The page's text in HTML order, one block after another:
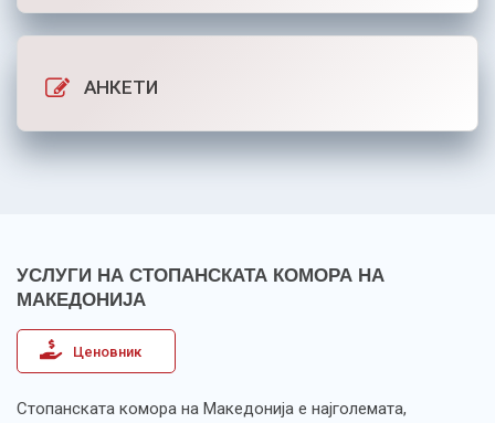
АНКЕТИ
УСЛУГИ НА СТОПАНСКАТА КОМОРА НА
МАКЕДОНИЈА
Ценовник
Стопанската комора на Македонија е најголемата,